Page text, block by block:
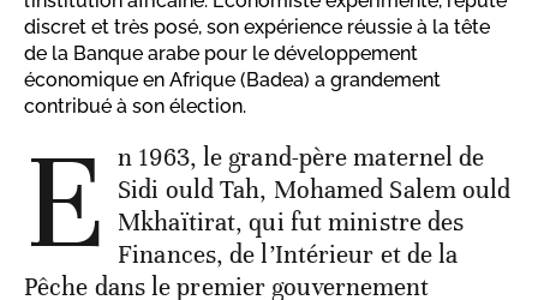
discret et très posé, son expérience réussie à la tête
de la Banque arabe pour le développement
économique en Afrique (Badea) a grandement
contribué à son élection.
E n 1963, le grand-père maternel de
Sidi ould Tah, Mohamed Salem ould
Mkhaïtirat, qui fut ministre des
Finances, de l’Intérieur et de la
Pêche dans le premier gouvernement